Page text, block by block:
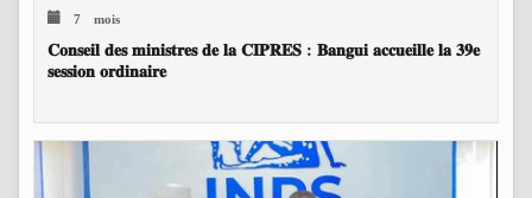
7 mois
𝐂𝐨𝐧𝐬𝐞𝐢𝐥 𝐝𝐞𝐬 𝐦𝐢𝐧𝐢𝐬𝐭𝐫𝐞𝐬 𝐝𝐞 𝐥𝐚 𝐂𝐈𝐏𝐑𝐄𝐒 : 𝐁𝐚𝐧𝐠𝐮𝐢 𝐚𝐜𝐜𝐮𝐞𝐢𝐥𝐥𝐞 𝐥𝐚 𝟑𝟗𝐞
𝐬𝐞𝐬𝐬𝐢𝐨𝐧 𝐨𝐫𝐝𝐢𝐧𝐚𝐢𝐫𝐞